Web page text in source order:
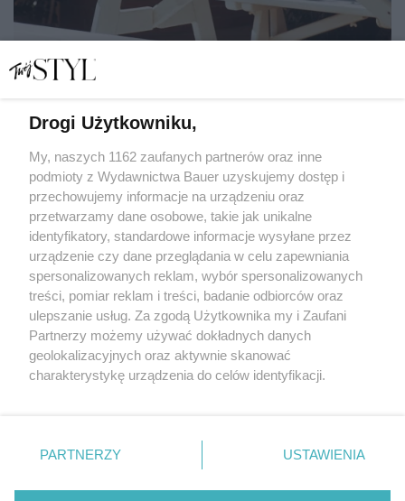
mają te 6 nawyków
LENA KAMIŃSKA
ROZWÓJ
POLITYKA PRYWATNOŚCI
Drogi Użytkowniku,
My, naszych 1162 zaufanych partnerów oraz inne
podmioty z Wydawnictwa Bauer uzyskujemy dostęp i
przechowujemy informacje na urządzeniu oraz
przetwarzamy dane osobowe, takie jak unikalne
identyfikatory, standardowe informacje wysyłane przez
urządzenie czy dane przeglądania w celu zapewniania
spersonalizowanych reklam, wybór spersonalizowanych
treści, pomiar reklam i treści, badanie odbiorców oraz
ulepszanie usług. Za zgodą Użytkownika my i Zaufani
Partnerzy możemy używać dokładnych danych
geolokalizacyjnych oraz aktywnie skanować
charakterystykę urządzenia do celów identyfikacji.
zmienić/wycofać klikając przycisk ustawień prywatności
znajdujący się w lewym dolnym rogu strony
rodzaje przetwarzania danych nie wymagają zgody
PARTNERZY USTAWIENIA